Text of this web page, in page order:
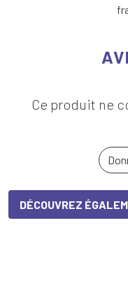
Ce produit ne
DÉCOUVREZ